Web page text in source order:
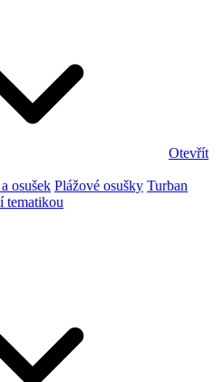
Otevřít
osušek Plážové osušky Turban
tematikou